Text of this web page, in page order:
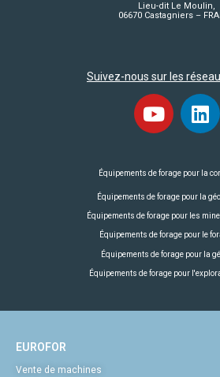
Lieu-dit Le Moulin,
06670 Castagniers –
Suivez-nous sur les
Équipements de forage pour la
Équipements de forage pour la
Équipements de forage pour les
Équipements de forage pour le
Équipements de forage pour la
Équipements de forage pour
EUROFOR
Vente de machines